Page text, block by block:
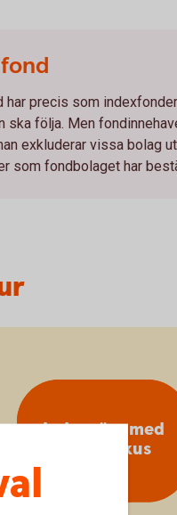
har precis som
ska följa. Men
exkluderar vissa bolag
som fondbolaget har
Indexnära med
klimatfokus